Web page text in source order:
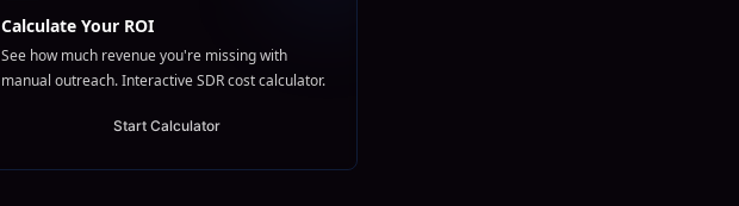
Calculate Your ROI
See how much revenue you're missing with
manual outreach. Interactive SDR cost calculator.
Start Calculator